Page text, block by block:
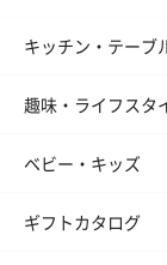
キッチン・テーブ
趣味・ライフスタ
ベビー・キッズ
ギフトカタログ